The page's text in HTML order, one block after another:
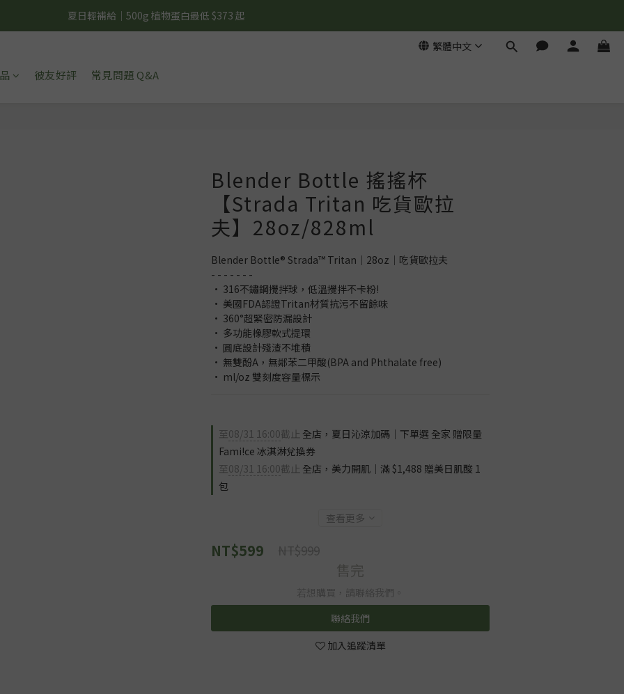
夏日輕補給｜500g 植物蛋白最低 $373 起
夏日輕補給｜500g 植物蛋白最低 $373 起
美力開肌｜滿 $1,488 贈美日肌酸 1 包
繁體中文
彼友好評 常見問題 Q&A
Blender Bottle 搖搖杯
【Strada Tritan 吃貨歐拉
夫】28oz/828ml
Blender Bottle® Strada™ Tritan｜28oz｜吃貨歐拉夫
- - - - - - -
• 316不鏽鋼攪拌球，低溫攪拌不卡粉!
• 美國FDA認證Tritan材質抗污不留餘味
• 360°超緊密防漏設計
• 多功能橡膠軟式提環
• 圓底設計殘渣不堆積
• 無雙酚A，無鄰苯二甲酸(BPA and Phthalate free)
• ml/oz 雙刻度容量標示
至08/31 16:00截止 全店，夏日沁涼加碼｜下單選 全家 贈限量
Fami!ce 冰淇淋兌換券
至08/31 16:00截止 全店，美力開肌｜滿 $1,488 贈美日肌酸 1
包
查看更多
NT$599 NT$999
售完
若想購買，請聯絡我們。
聯絡我們
加入追蹤清單